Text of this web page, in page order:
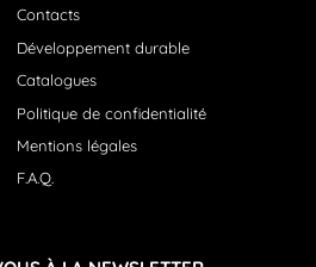
Contacts
Développement durable
Catalogues
Politique de confidentialité
Mentions légales
F.A.Q.